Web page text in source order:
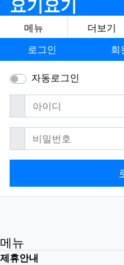
요기요기
메뉴
더보기
로그인
회
자동로그인
아이디필수
비밀번호필수
메뉴
제휴안내